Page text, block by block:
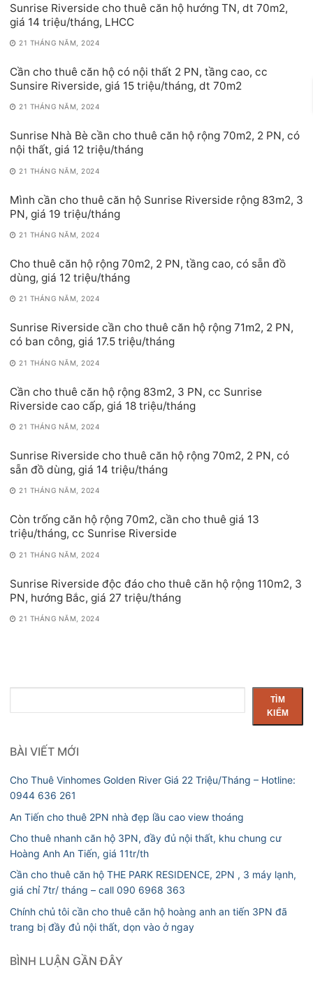
Sunrise Riverside cho thuê căn hộ hướng TN, dt 70m2,
giá 14 triệu/tháng, LHCC
21 THÁNG NĂM, 2024
Cần cho thuê căn hộ có nội thất 2 PN, tầng cao, cc
Sunsire Riverside, giá 15 triệu/tháng, dt 70m2
21 THÁNG NĂM, 2024
Sunrise Nhà Bè cần cho thuê căn hộ rộng 70m2, 2 PN, có
nội thất, giá 12 triệu/tháng
21 THÁNG NĂM, 2024
Mình cần cho thuê căn hộ Sunrise Riverside rộng 83m2, 3
PN, giá 19 triệu/tháng
21 THÁNG NĂM, 2024
Cho thuê căn hộ rộng 70m2, 2 PN, tầng cao, có sẵn đồ
dùng, giá 12 triệu/tháng
21 THÁNG NĂM, 2024
Sunrise Riverside cần cho thuê căn hộ rộng 71m2, 2 PN,
có ban công, giá 17.5 triệu/tháng
21 THÁNG NĂM, 2024
Cần cho thuê căn hộ rộng 83m2, 3 PN, cc Sunrise
Riverside cao cấp, giá 18 triệu/tháng
21 THÁNG NĂM, 2024
Sunrise Riverside cho thuê căn hộ rộng 70m2, 2 PN, có
sẵn đồ dùng, giá 14 triệu/tháng
21 THÁNG NĂM, 2024
Còn trống căn hộ rộng 70m2, cần cho thuê giá 13
triệu/tháng, cc Sunrise Riverside
21 THÁNG NĂM, 2024
Sunrise Riverside độc đáo cho thuê căn hộ rộng 110m2, 3
PN, hướng Bắc, giá 27 triệu/tháng
21 THÁNG NĂM, 2024
kiếm
TÌM
KIẾM
BÀI VIẾT MỚI
Cho Thuê Vinhomes Golden River Giá 22 Triệu/Tháng – Hotline:
0944 636 261
An Tiến cho thuê 2PN nhà đẹp lầu cao view thoáng
Cho thuê nhanh căn hộ 3PN, đầy đủ nội thất, khu chung cư
Hoàng Anh An Tiến, giá 11tr/th
Cần cho thuê căn hộ THE PARK RESIDENCE, 2PN , 3 máy lạnh,
giá chỉ 7tr/ tháng – call 090 6968 363
Chính chủ tôi cần cho thuê căn hộ hoàng anh an tiến 3PN đã
trang bị đầy đủ nội thất, dọn vào ở ngay
BÌNH LUẬN GẦN ĐÂY